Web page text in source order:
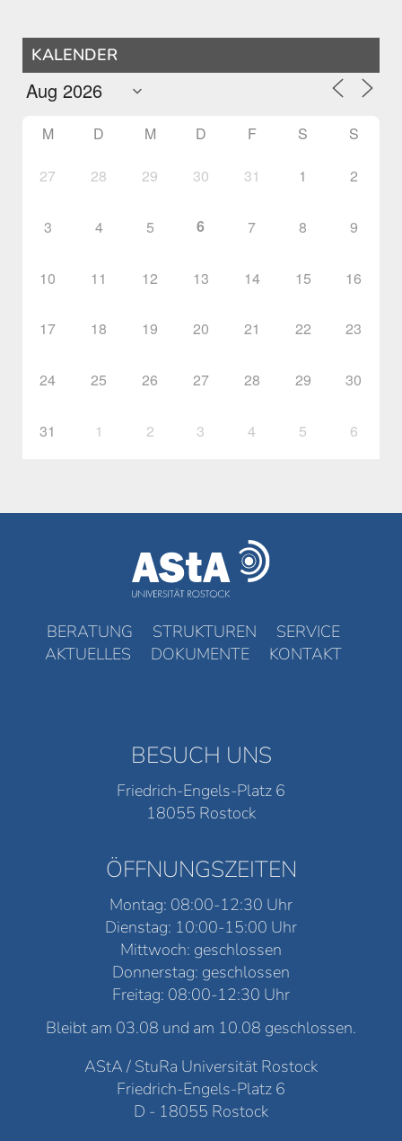
KALENDER
M D M D F S S
27 28 29 30 31 1 2
3 4 5 6 7 8 9
10 11 12 13 14 15 16
17 18 19 20 21 22 23
24 25 26 27 28 29 30
31 1 2 3 4 5 6
BERATUNG STRUKTUREN
SERVICE
AKTUELLES
DOKUMENTE KONTAKT
BESUCH UNS
Friedrich-Engels-Platz 6
18055 Rostock
ÖFFNUNGSZEITEN
Montag: 08:00-12:30 Uhr
Dienstag: 10:00-15:00 Uhr
Mittwoch: geschlossen
Donnerstag: geschlossen
Freitag: 08:00-12:30 Uhr
Bleibt am 03.08 und am 10.08 geschlossen.
AStA / StuRa Universität Rostock
Friedrich-Engels-Platz 6
D - 18055 Rostock